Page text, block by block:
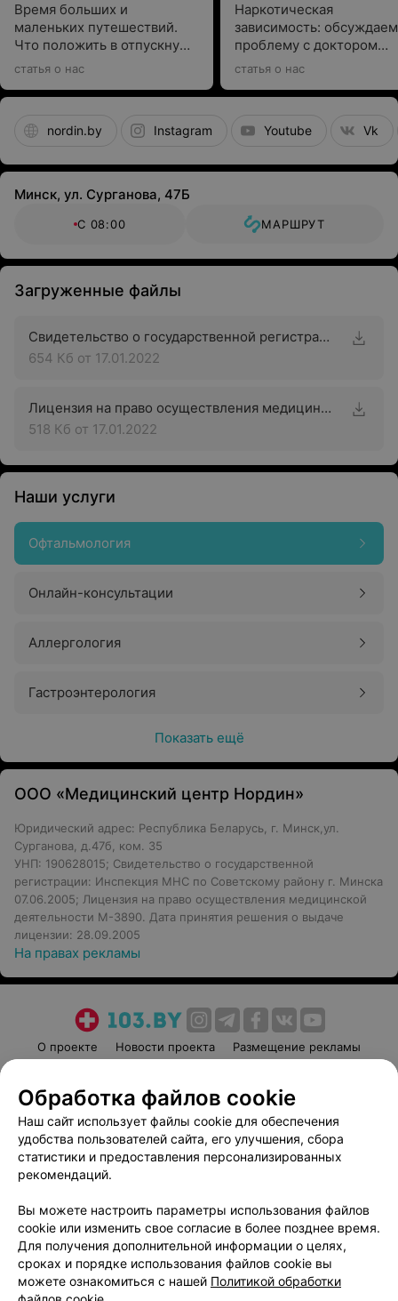
Время больших и
маленьких путешествий.
Что положить в отпускную
аптечку, рассказывает врач
статья о нас
Наркотическая
зависимость: обсуждаем
проблему с доктором
Сайковым
статья о нас
nordin.by Instagram Youtube Vk
Минск, ул. Сурганова, 47Б
С 08:00 МАРШРУТ
Загруженные файлы
Свидетельство о государственной регистрации
654 Кб от 17.01.2022
Лицензия на право осуществления медицинской деятельности
518 Кб от 17.01.2022
Наши услуги
Офтальмология
Онлайн-консультации
Аллергология
Гастроэнтерология
Показать ещё
ООО «Медицинский центр Нордин»
Юридический адрес: Республика Беларусь, г. Минск,ул.
Сурганова, д.47б, ком. 35
УНП: 190628015; Свидетельство о государственной
регистрации: Инспекция МНС по Советскому району г. Минска
07.06.2005; Лицензия на право осуществления медицинской
деятельности М-3890. Дата принятия решения о выдаче
лицензии: 28.09.2005
На правах рекламы
О проекте Новости проекта
Размещение рекламы
Пользовательское соглашение
Способы оплаты
Вакансии
Партнеры
Написать руководителю 103.by
Обработка персональных данных
Обработка файлов cookie
Наш сайт использует файлы cookie для обеспечения
удобства пользователей сайта, его улучшения, сбора
статистики и предоставления персонализированных
рекомендаций.
Вы можете настроить параметры использования файлов
cookie или изменить свое согласие в более позднее время.
Для получения дополнительной информации о целях,
сроках и порядке использования файлов cookie вы
можете ознакомиться с нашей Политикой обработки